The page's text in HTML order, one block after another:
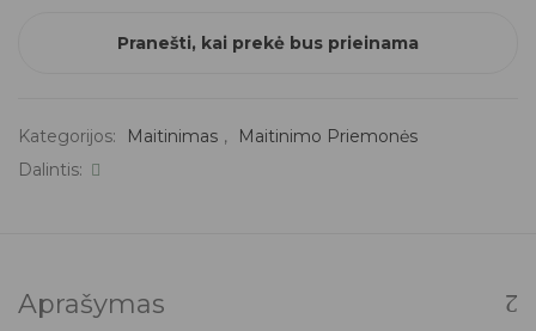
Pranešti, kai prekė bus prieinama
Kategorijos: Maitinimas ,
Maitinimo Priemonės
Dalintis:
Aprašymas